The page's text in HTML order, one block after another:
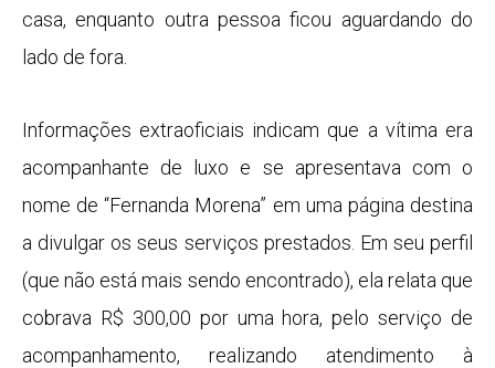
casa, enquanto outra pessoa ficou aguardando do
lado de fora.
Informações extraoficiais indicam que a vítima era
acompanhante de luxo e se apresentava com o
nome de “Fernanda Morena” em uma página destina
a divulgar os seus serviços prestados. Em seu perfil
(que não está mais sendo encontrado), ela relata que
cobrava R$ 300,00 por uma hora, pelo serviço de
acompanhamento, realizando atendimento à